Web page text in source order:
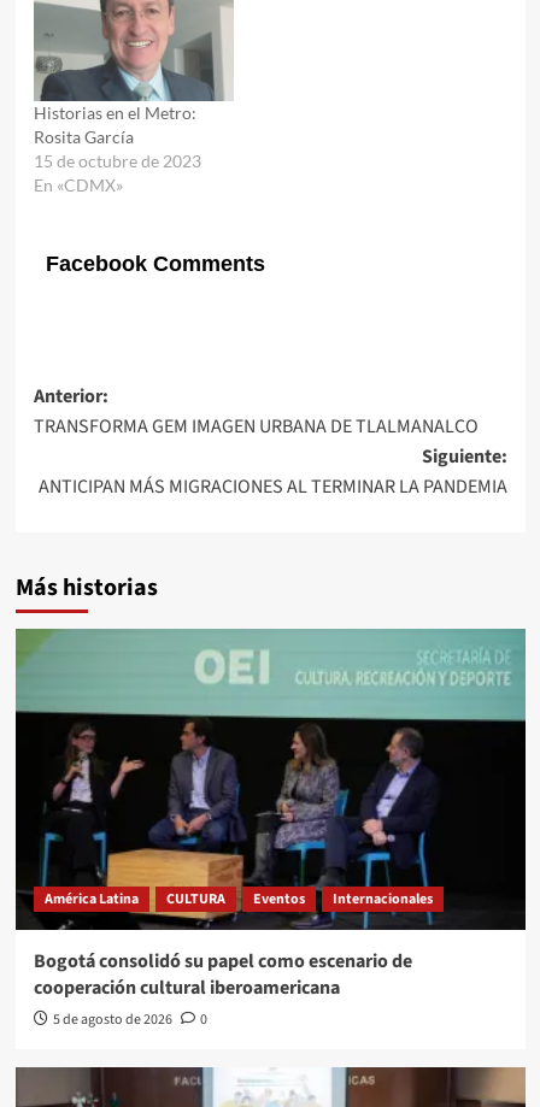
Historias en el Metro:
Rosita García
15 de octubre de 2023
En «CDMX»
Facebook Comments
Navegación
de
entradas
Anterior:
TRANSFORMA GEM IMAGEN URBANA DE TLALMANALCO
Siguiente:
ANTICIPAN MÁS MIGRACIONES AL TERMINAR LA PANDEMIA
Más historias
América Latina CULTURA Eventos Internacionales
Bogotá consolidó su papel como escenario de
cooperación cultural iberoamericana
5 de agosto de 2026 0